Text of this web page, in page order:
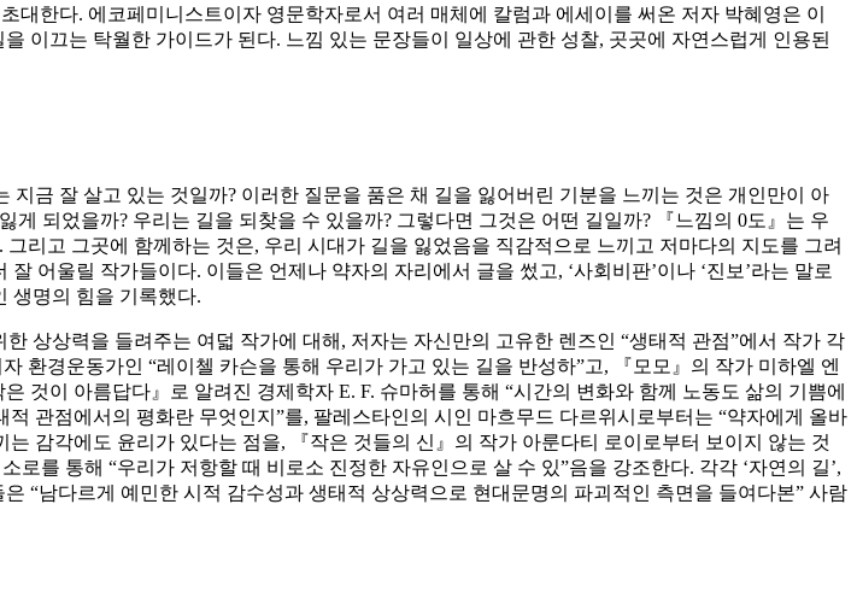
한다. 에코페미니스트이자 영문학자로서 여러 매체에 칼럼과 에세이를 써온 저자 박혜영은 이
이끄는 탁월한 가이드가 된다. 느낌 있는 문장들이 일상에 관한 성찰, 곳곳에 자연스럽게 인용된
금 잘 살고 있는 것일까? 이러한 질문을 품은 채 길을 잃어버린 기분을 느끼는 것은 개인만이 아
되었을까? 우리는 길을 되찾을 수 있을까? 그렇다면 그것은 어떤 길일까? 『느낌의 0도』는 우
리고 그곳에 함께하는 것은, 우리 시대가 길을 잃었음을 직감적으로 느끼고 저마다의 지도를 그려
어울릴 작가들이다. 이들은 언제나 약자의 자리에서 글을 썼고, ‘사회비판’이나 ‘진보’라는 말로
생명의 힘을 기록했다.
상상력을 들려주는 여덟 작가에 대해, 저자는 자신만의 고유한 렌즈인 “생태적 관점”에서 작가 각
환경운동가인 “레이첼 카슨을 통해 우리가 가고 있는 길을 반성하”고, 『모모』의 작가 미하엘 엔
것이 아름답다』로 알려진 경제학자 E. F. 슈마허를 통해 “시간의 변화와 함께 노동도 삶의 기쁨에
관점에서의 평화란 무엇인지”를, 팔레스타인의 시인 마흐무드 다르위시로부터는 “약자에게 올바
감각에도 윤리가 있다는 점을, 『작은 것들의 신』의 작가 아룬다티 로이로부터 보이지 않는 것
를 통해 “우리가 저항할 때 비로소 진정한 자유인으로 살 수 있”음을 강조한다. 각각 ‘자연의 길’,
은 “남다르게 예민한 시적 감수성과 생태적 상상력으로 현대문명의 파괴적인 측면을 들여다본” 사람